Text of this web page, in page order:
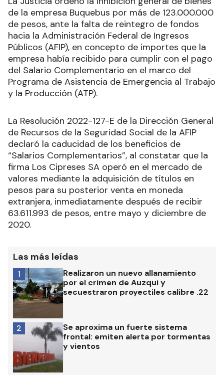
de la empresa Buquebus por más de 123.000.000
de pesos, ante la falta de reintegro de fondos
hacia la Administración Federal de Ingresos
Públicos (AFIP), en concepto de importes que la
empresa había recibido para cumplir con el pago
del Salario Complementario en el marco del
Programa de Asistencia de Emergencia al Trabajo
y la Producción (ATP).
La Resolución 2022-127-E de la Dirección General
de Recursos de la Seguridad Social de la AFIP
declaró la caducidad de los beneficios de
“Salarios Complementarios”, al constatar que la
firma Los Cipreses SA operó en el mercado de
valores mediante la adquisición de títulos en
pesos para su posterior venta en moneda
extranjera, inmediatamente después de recibir
63.611.993 de pesos, entre mayo y diciembre de
2020.
Las más leídas
Realizaron un nuevo allanamiento
por el crimen de Auzqui y
secuestraron proyectiles calibre .22
1
Se aproxima un fuerte sistema
frontal: emiten alerta por tormentas
y vientos
2